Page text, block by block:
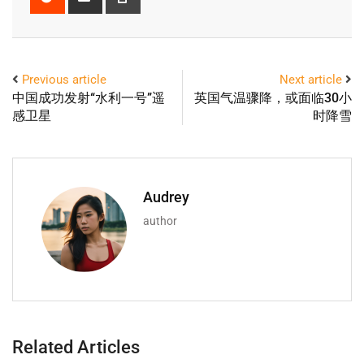
Previous article
中国成功发射“水利一号”遥
感卫星
Next article
英国气温骤降，或面临30小
时降雪
Audrey
author
Related Articles